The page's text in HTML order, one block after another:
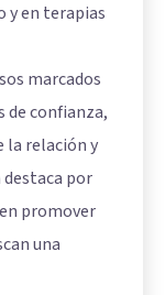
y en terapias
marcados
de confianza,
la relación y
por
promover
una